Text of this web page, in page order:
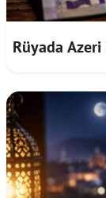
Rüyada Azeri